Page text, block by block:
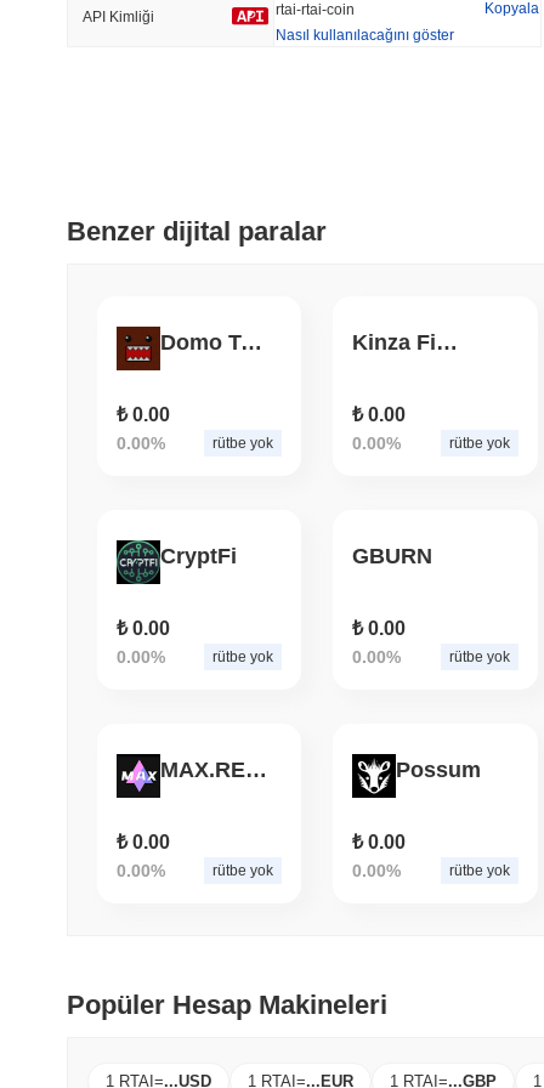
-4.19%
API Kimliği rtai-rtai-coin
Kopyala
Nasıl kullanılacağını göster
Benzer dijital paralar
Domo Token
₺ 0.00
0.00% rütbe yok
Kinza Finance
₺ 0.00
0.00% rütbe yok
CryptFi
₺ 0.00
0.00% rütbe yok
GBURN
₺ 0.00
0.00% rütbe yok
MAX.REVO
₺ 0.00
0.00% rütbe yok
Possum
₺ 0.00
0.00% rütbe yok
Popüler Hesap Makineleri
1 RTAI=...USD 1 RTAI=...EUR 1 RTAI=...GBP